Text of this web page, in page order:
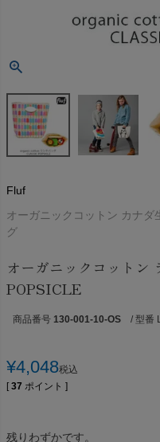
Fluf
オーガニックコットン カナダ
グ
オーガニックコット
POPSICLE
商品番号 130-001-10-OS / 型番
¥4,048税込
[ 37 ポイント ]
残りわずかです。